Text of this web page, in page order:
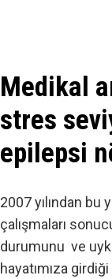
Medikal
stres
epilepsi
2007 yılından bu
çalışmaları
durumunu ve
hayatımıza